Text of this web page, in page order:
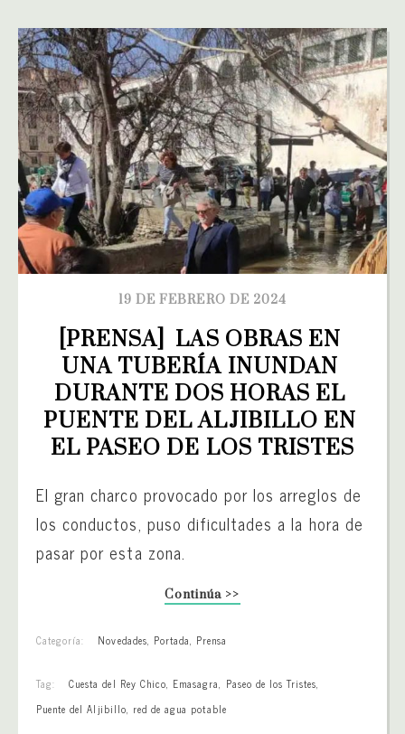
19 DE FEBRERO DE 2024
[PRENSA]  LAS OBRAS EN
UNA TUBERÍA INUNDAN
DURANTE DOS HORAS EL
PUENTE DEL ALJIBILLO EN
EL PASEO DE LOS TRISTES
El gran charco provocado por los arreglos de
los conductos, puso dificultades a la hora de
pasar por esta zona.
Continúa >>
Categoría: Novedades, Portada, Prensa
Tag: Cuesta del Rey Chico, Emasagra, Paseo de los Tristes,
Puente del Aljibillo, red de agua potable